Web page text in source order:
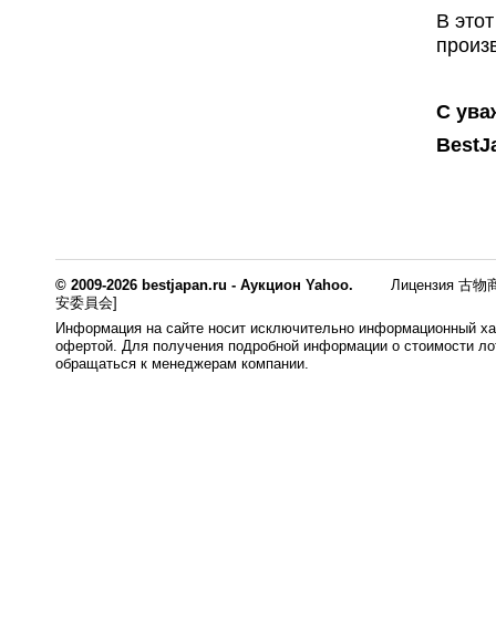
В
С
© 2009-2026 bestjapan.ru - Аукцион Yahoo.
Лицензия 古物
安委員会]
Информация на сайте носит исключительно информационный
офертой. Для получения подробной информации о стоимости
обращаться к менеджерам компании.